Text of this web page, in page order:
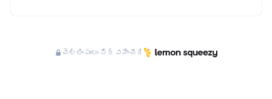
చెల్లింపులు నిర్వహించేది